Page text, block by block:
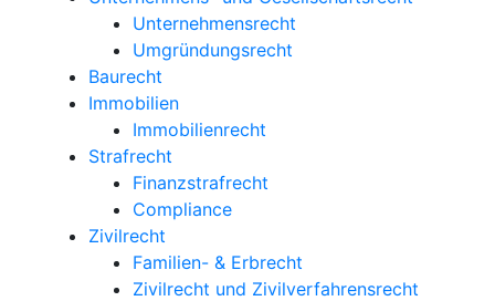
Unternehmensrecht
Umgründungsrecht
Baurecht
Immobilien
Immobilienrecht
Strafrecht
Finanzstrafrecht
Compliance
Zivilrecht
Familien- & Erbrecht
Zivilrecht und Zivilverfahrensrecht